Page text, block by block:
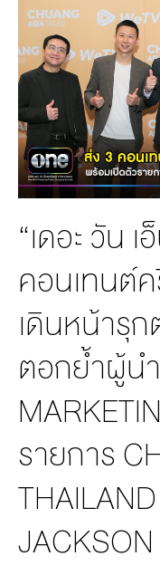
BOARD OF
DIRECTORS
MANAGEMENT
ORGANIZATION
CHART
AWARDS
“เดอะ วัน
คอนเทนต์ค
เดินหน้ารุ
ตอกย้ำผู้น
รายการ